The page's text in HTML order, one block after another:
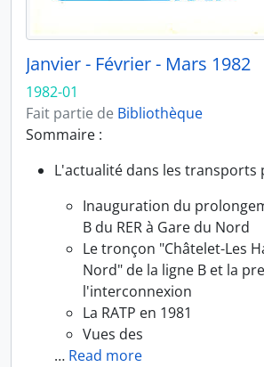
Janvier - Février - Mars 1982
1982-01
Fait partie de Bibliothèque
Sommaire :
L'actualité dans les transports
Inauguration du
B du RER à Gare du Nord
Le tronçon "Châtelet-Les
Nord" de la ligne B et la
l'interconnexion
La RATP en 1981
Vues des
… Read more